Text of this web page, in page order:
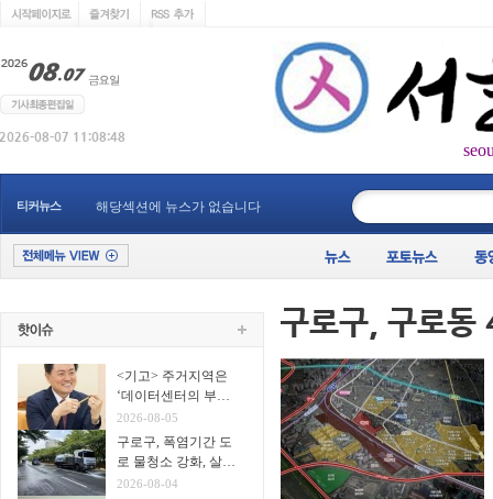
티커뉴스 해당섹션에 뉴스가 없습니다
<기고> 주거지역은
‘데이터센터의 부
지’가 아니다
2026-08-05
구로구, 폭염기간 도
로 물청소 강화, 살수
차7대 투입 무더위 식
2026-08-04